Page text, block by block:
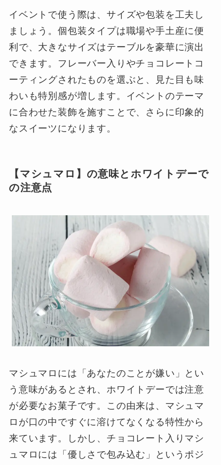
イベントで使う際は、サイズや包装を工夫し
ましょう。個包装タイプは職場や手土産に便
利で、大きなサイズはテーブルを豪華に演出
できます。フレーバー入りやチョコレートコ
ーティングされたものを選ぶと、見た目も味
わいも特別感が増します。イベントのテーマ
に合わせた装飾を施すことで、さらに印象的
なスイーツになります。
【マシュマロ】の意味とホワイトデーで
の注意点
マシュマロには「あなたのことが嫌い」とい
う意味があるとされ、ホワイトデーでは注意
が必要なお菓子です。この由来は、マシュマ
ロが口の中ですぐに溶けてなくなる特性から
来ています。しかし、チョコレート入りマシ
ュマロには「優しさで包み込む」というポジ